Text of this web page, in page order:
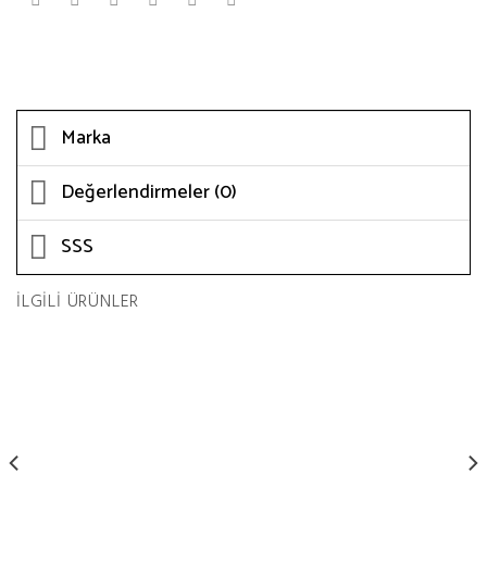
Marka
Değerlendirmeler (0)
SSS
İLGILI ÜRÜNLER